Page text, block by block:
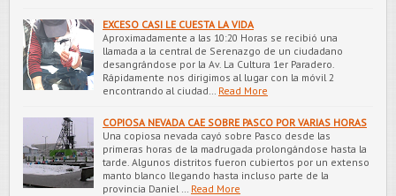
EXCESO CASI LE CUESTA LA VIDA
Aproximadamente a las 10:20 Horas se recibió una
llamada a la central de Serenazgo de un ciudadano
desangrándose por la Av. La Cultura 1er Paradero.
Rápidamente nos dirigimos al lugar con la móvil 2
encontrando al ciudad…
Read More
COPIOSA NEVADA CAE SOBRE PASCO POR VARIAS HORAS
Una copiosa nevada cayó sobre Pasco desde las
primeras horas de la madrugada prolongándose hasta la
tarde. Algunos distritos fueron cubiertos por un extenso
manto blanco llegando hasta incluso parte de la
provincia Daniel …
Read More